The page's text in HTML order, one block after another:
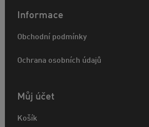
Informace
Obchodní podmínky
Ochrana osobních údajů
Můj účet
Košík